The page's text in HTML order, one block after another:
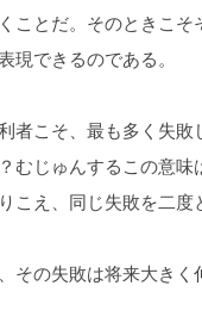
ことだ。そのときこ
現できるのである。
者こそ、最も多く失敗
むじゅんするこの意
こえ、同じ失敗を二
その失敗は将来大きく